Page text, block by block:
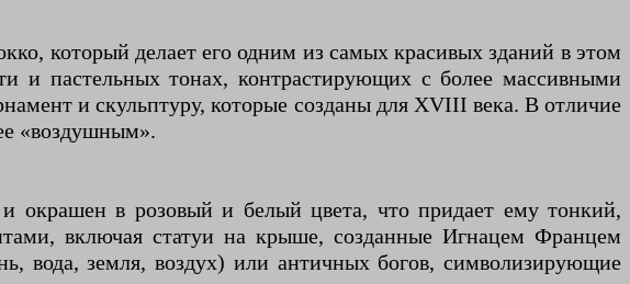
который делает его одним из самых красивых зданий в этом
и пастельных тонах, контрастирующих с более массивными
и скульптуру, которые созданы для XVIII века. В отличие
«воздушным».
окрашен в розовый и белый цвета, что придает ему тонкий,
включая статуи на крыше, созданные Игнацем Францем
вода, земля, воздух) или античных богов, символизирующие